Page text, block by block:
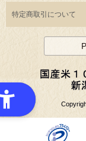
特定商取引について